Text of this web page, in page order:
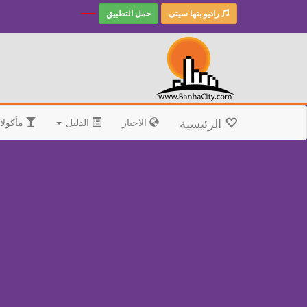
راديو بنها سيتى حمل التطبيق
الرئيسية الاخبار الدليل